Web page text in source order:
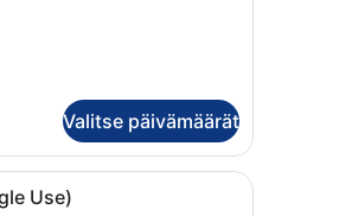
Valitse päivämäärät
varustettu kylpyhuone ja
Moderni hotellihuone, jossa on sänky,
Use)